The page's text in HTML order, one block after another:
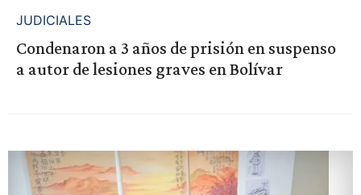
JUDICIALES
Condenaron a 3 años de prisión en suspenso
a autor de lesiones graves en Bolívar